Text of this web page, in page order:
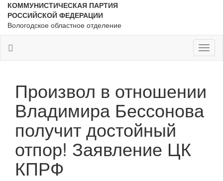
КОММУНИСТИЧЕСКАЯ ПАРТИЯ
РОССИЙСКОЙ ФЕДЕРАЦИИ
Вологодское областное отделение
Произвол в отношении
Владимира Бессонова
получит достойный
отпор! Заявление ЦК
КПРФ